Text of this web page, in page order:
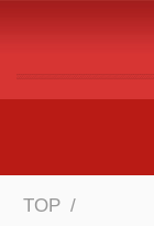
メインコンテ
TOP